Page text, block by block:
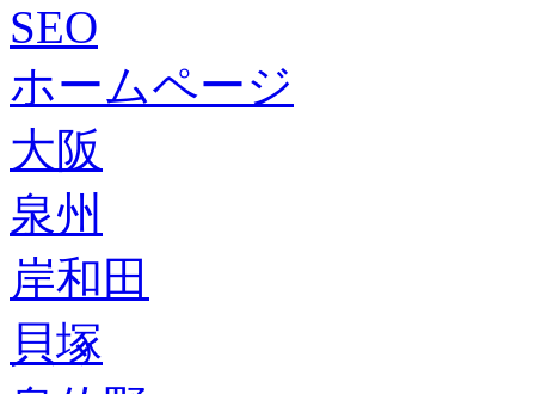
SEO
ホームページ
大阪
泉州
岸和田
貝塚